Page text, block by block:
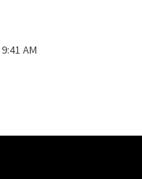
AM